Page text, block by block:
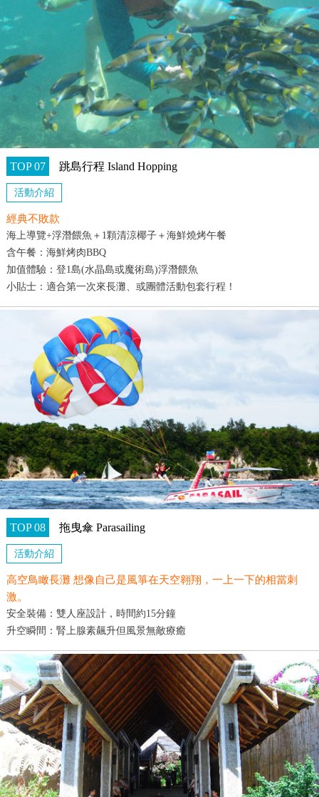
TOP 07 跳島行程 Island Hopping
活動介紹
經典不敗款
海上導覽+浮潛餵魚＋1顆清涼椰子＋海鮮燒烤午餐
含午餐：海鮮烤肉BBQ
加值體驗：登1島(水晶島或魔術島)浮潛餵魚
小貼士：適合第一次來長灘、或團體活動包套行程！
TOP 08 拖曳傘 Parasailing
活動介紹
高空鳥瞰長灘 想像自己是風箏在天空翱翔，一上一下的相當刺
激。
安全裝備：雙人座設計，時間約15分鐘
升空瞬間：腎上腺素飆升但風景無敵療癒